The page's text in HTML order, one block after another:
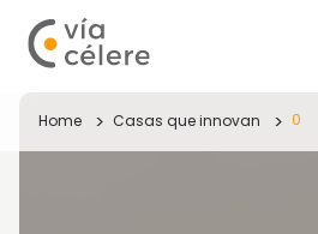
Home Casas que innovan 0